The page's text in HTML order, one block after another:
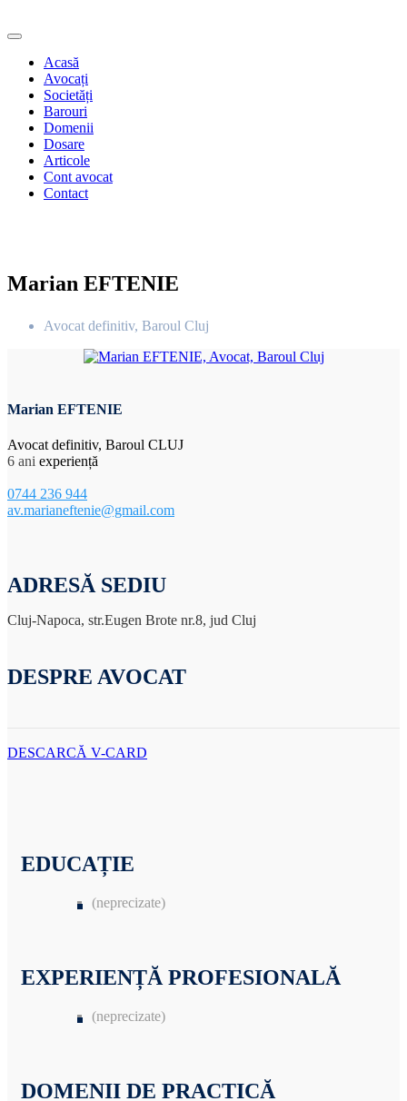
Acasă
Avocați
Societăți
Barouri
Domenii
Dosare
Articole
Cont avocat
Contact
Marian EFTENIE
Avocat definitiv, Baroul Cluj
Marian EFTENIE
Avocat definitiv, Baroul CLUJ
6 ani experiență
0744 236 944
av.marianeftenie@gmail.com
ADRESĂ SEDIU
Cluj-Napoca, str.Eugen Brote nr.8, jud Cluj
DESPRE AVOCAT
DESCARCĂ V-CARD
EDUCAȚIE
(neprecizate)
EXPERIENȚĂ PROFESIONALĂ
(neprecizate)
DOMENII DE PRACTICĂ